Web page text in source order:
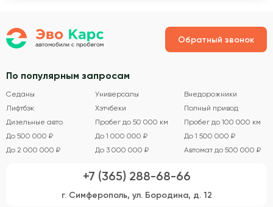
Обратный звонок
По популярным запросам
Седаны Универсалы
Внедорожники
Лифтбэк
Хэтчбеки
Полный привод
Дизельные авто
Пробег до 50 000 км
Пробег до 100 000 км
До 500 000 ₽
До 1 000 000 ₽
До 1 500 000 ₽
До 2 000 000 ₽
До 3 000 000 ₽ Автомат до 500 000 ₽
+7 (365) 288-68-66
г. Симферополь, ул. Бородина, д. 12